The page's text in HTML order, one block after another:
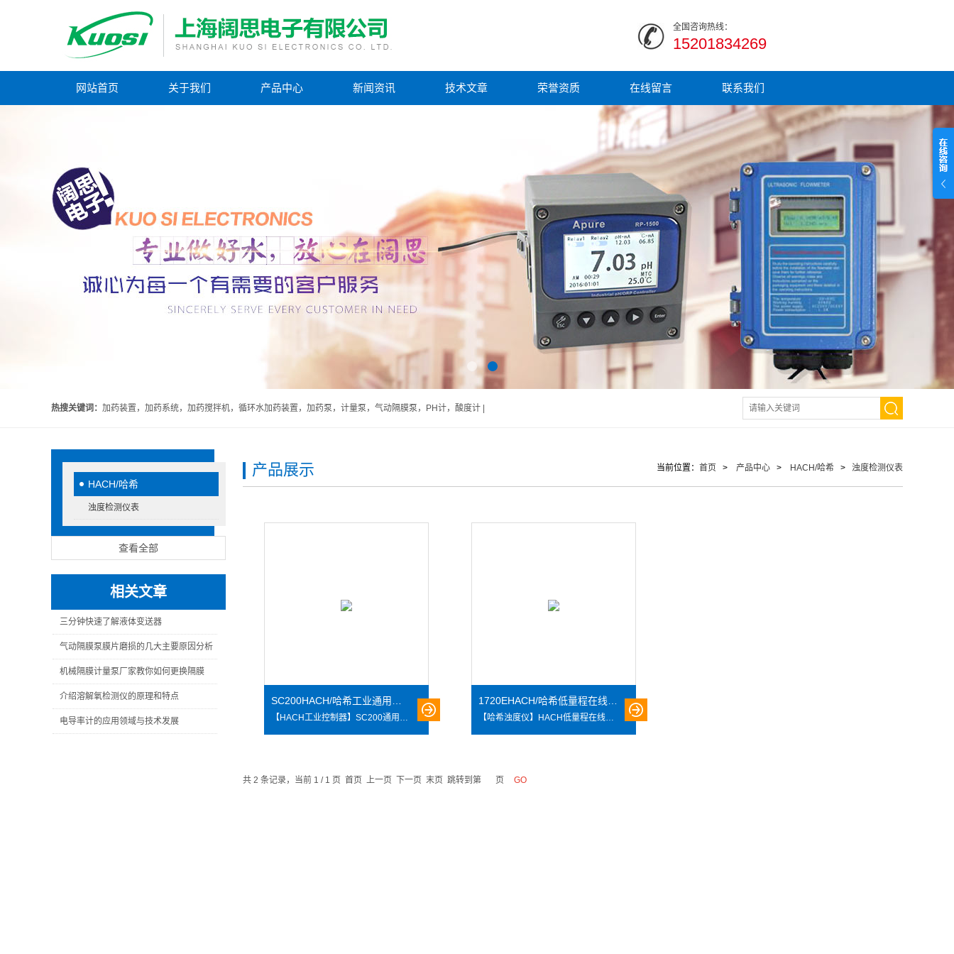
全国咨询热线：
15201834269
网站首页 关于我们 产品中心 新闻资讯 技术文章 荣誉资质 在线留言 联系我们
热搜关键词： 加药装置，加药系统，加药搅拌机，循环水加药装置，加药泵，计量泵，气动隔膜泵，PH计，酸度计 |
HACH/哈希
浊度检测仪表
查看全部
相关文章
三分钟快速了解液体变送器
气动隔膜泵膜片磨损的几大主要原因分析
机械隔膜计量泵厂家教你如何更换隔膜
介绍溶解氧检测仪的原理和特点
电导率计的应用领域与技术发展
当前位置： 首页 > 产品中心 > HACH/哈希 > 浊度检测仪表
产品展示
【HACH工业控制器】SC200通用型数字控制器 sc200 通用型控制器可以实现一台控制器适用于多种传感器，是目前市场上通用性强的控制器。全新的SC200通用型数字控制器可单独使用，也可同时连接数字和模拟传感器，还可与GLI公司的pH、电导率、溶解氧和流量传感器一起使用。操作简便，结果准确。 【哈希浊度仪】HACH低量程在线浊度仪1720E 哈希1720E在线浊度仪介绍 典型应用： 在线浊度仪可使用在不同地方的过滤装置上测量原水或纯净水的浊度。哈希1720E低量程在线浊度仪可应用在自来水厂滤前、滤后、沉淀和出厂水的浊度监测；市政管网水质监测；工业过程水质监测，循环冷却水、活性碳过滤器出水、膜过滤出水等。
共 2 条记录，当前 1 / 1 页 首页 上一页 下一页 末页 跳转到第 页